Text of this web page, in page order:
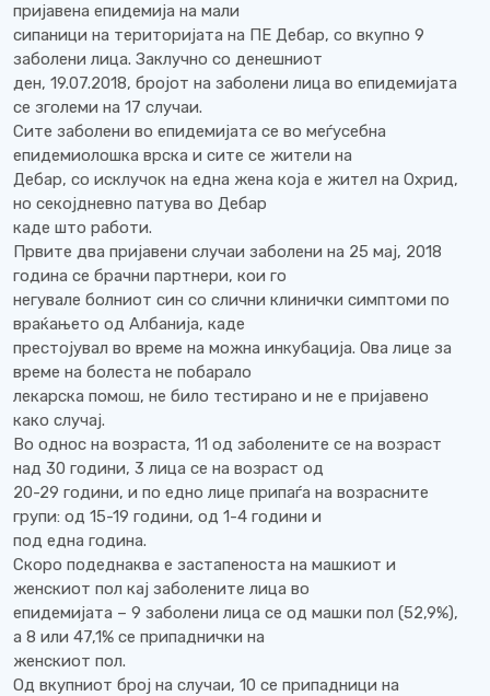
пријавена епидемија на мали
сипаници на територијата на ПЕ Дебар, со вкупно 9
заболени лица. Заклучно со денешниот
ден, 19.07.2018, бројот на заболени лица во епидемијата
се зголеми на 17 случаи.
Сите заболени во епидемијата се во меѓусебна
епидемиолошка врска и сите се жители на
Дебар, со исклучок на една жена која е жител на Охрид,
но секојдневно патува во Дебар
каде што работи.
Првите два пријавени случаи заболени на 25 мај, 2018
година се брачни партнери, кои го
негувале болниот син со слични клинички симптоми по
враќањето од Албанија, каде
престојувал во време на можна инкубација. Ова лице за
време на болеста не побарало
лекарска помош, не било тестирано и не е пријавено
како случај.
Во однос на возраста, 11 од заболените се на возраст
над 30 години, 3 лица се на возраст од
20-29 години, и по едно лице припаѓа на возрасните
групи: од 15-19 години, од 1-4 години и
под една година.
Скоро подеднаква е застапеноста на машкиот и
женскиот пол кај заболените лица во
епидемијата – 9 заболени лица се од машки пол (52,9%),
а 8 или 47,1% се припаднички на
женскиот пол.
Од вкупниот број на случаи, 10 се припадници на